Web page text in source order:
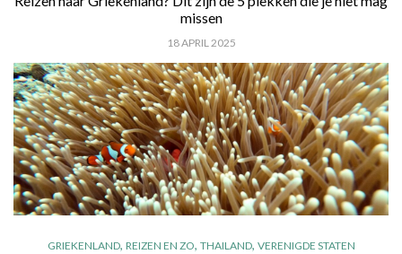
missen
18 APRIL 2025
GRIEKENLAND, REIZEN EN ZO, THAILAND, VERENIGDE STATEN